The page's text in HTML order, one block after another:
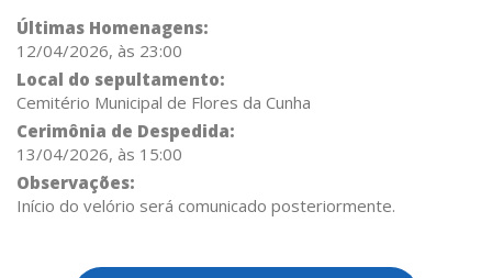
Últimas Homenagens:
12/04/2026, às 23:00
Local do sepultamento:
Cemitério Municipal de Flores da Cunha
Cerimônia de Despedida:
13/04/2026, às 15:00
Observações:
Início do velório será comunicado posteriormente.